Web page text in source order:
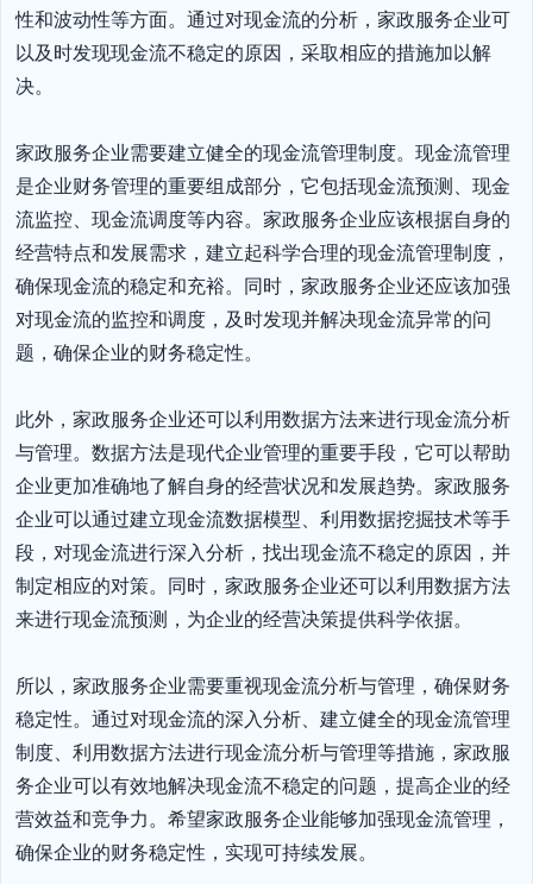
性和波动性等方面。通过对现金流的分析，家政服务企业可
以及时发现现金流不稳定的原因，采取相应的措施加以解
决。
家政服务企业需要建立健全的现金流管理制度。现金流管理
是企业财务管理的重要组成部分，它包括现金流预测、现金
流监控、现金流调度等内容。家政服务企业应该根据自身的
经营特点和发展需求，建立起科学合理的现金流管理制度，
确保现金流的稳定和充裕。同时，家政服务企业还应该加强
对现金流的监控和调度，及时发现并解决现金流异常的问
题，确保企业的财务稳定性。
此外，家政服务企业还可以利用数据方法来进行现金流分析
与管理。数据方法是现代企业管理的重要手段，它可以帮助
企业更加准确地了解自身的经营状况和发展趋势。家政服务
企业可以通过建立现金流数据模型、利用数据挖掘技术等手
段，对现金流进行深入分析，找出现金流不稳定的原因，并
制定相应的对策。同时，家政服务企业还可以利用数据方法
来进行现金流预测，为企业的经营决策提供科学依据。
所以，家政服务企业需要重视现金流分析与管理，确保财务
稳定性。通过对现金流的深入分析、建立健全的现金流管理
制度、利用数据方法进行现金流分析与管理等措施，家政服
务企业可以有效地解决现金流不稳定的问题，提高企业的经
营效益和竞争力。希望家政服务企业能够加强现金流管理，
确保企业的财务稳定性，实现可持续发展。